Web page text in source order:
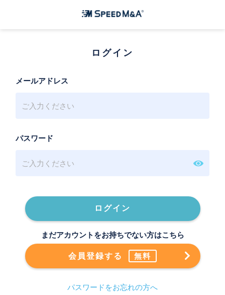
ログイン
メールアドレス
パスワード
ログイン
まだアカウントをお持ちでない方はこちら
会員登録する 無料
パスワードをお忘れの方へ